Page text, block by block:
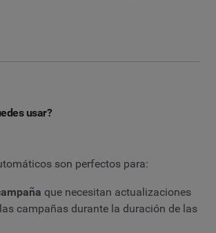
usar?
son perfectos para:
que necesitan actualizaciones
campañas durante la duración de las